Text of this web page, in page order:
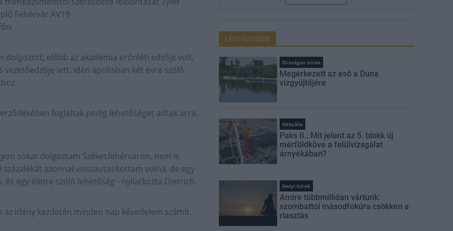
Fehérvár AV19
dolgozott, előbb az akadémia erőnléti edzője volt,
vezetőedzője lett. Idén áprilisban két évre szóló
foglaltak pedig lehetőséget adtak arra,
sokat dolgoztam Székesfehérváron, nem is
azonnal visszautasítottam volna, de egy
egy életre szóló lehetőség - nyilatkozta Dietrich.
idény kezdetén minden nap késedelem számít.
LEGFRISSEBB
Országos hírek
Megérkezett az eső a Duna
vízgyűjtőjére
Aktuális
Paks II.: Mit jelent az 5. blokk új
mérföldköve a felülvizsgálat
árnyékában?
Helyi hírek
Amire többmillióan vártunk:
szombattól másodfokúra csökken a
riasztás